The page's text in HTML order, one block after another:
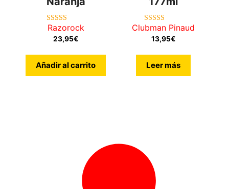
5.00
de 5
Razorock
23,95€
Añadir al carrito
3.67
de 5
Clubman Pinaud
13,95€
Leer más